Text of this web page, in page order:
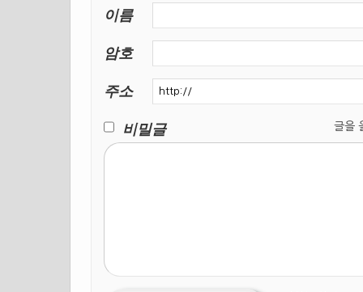
이름
암호
주소
비밀글
글을